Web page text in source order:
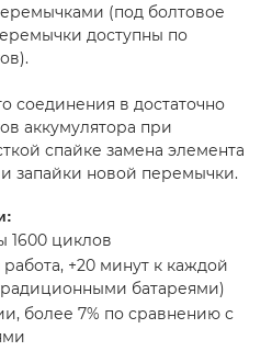
(под болтовое
доступны по
соединения в достаточно
аккумулятора при
спайке замена элемента
запайки новой перемычки.
1600 циклов
+20 минут к каждой
батареями)
более 7% по сравнению с